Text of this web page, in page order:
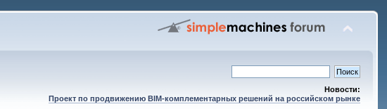
Новости:
Проект по продвижению BIM-комплементарных решений на российском рынке